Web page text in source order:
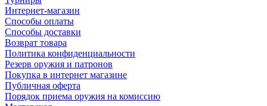
Интернет-магазин
Способы оплаты
Способы доставки
Возврат товара
Политика конфиденциальности
Резерв оружия и патронов
Покупка в интернет магазине
Публичная оферта
Порядок приема оружия на комиссию